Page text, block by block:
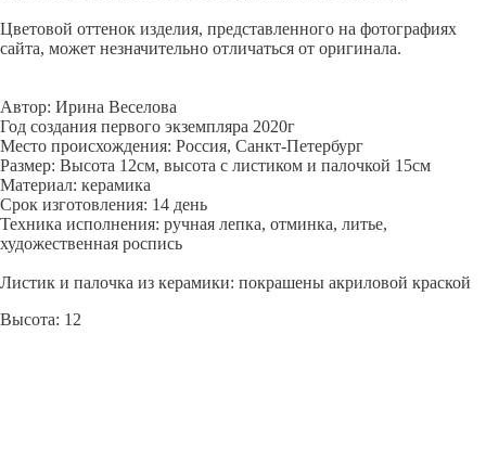
Цветовой оттенок изделия, представленного на фотографиях
сайта, может незначительно отличаться от оригинала.
Автор: Ирина Веселова
Год создания первого экземпляра 2020г
Место происхождения: Россия, Санкт-Петербург
Размер: Высота 12см, высота с листиком и палочкой 15см
Материал: керамика
Срок изготовления: 14 день
Техника исполнения: ручная лепка, отминка, литье,
художественная роспись
Листик и палочка из керамики: покрашены акриловой краской
Высота: 12